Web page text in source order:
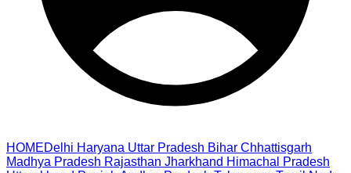
HOMEDelhi Haryana Uttar Pradesh Bihar Chhattisgarh
Madhya Pradesh Rajasthan Jharkhand Himachal Pradesh